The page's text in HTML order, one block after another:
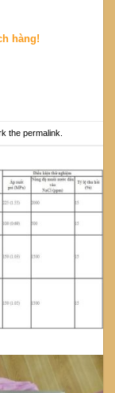
hàng!
the permalink